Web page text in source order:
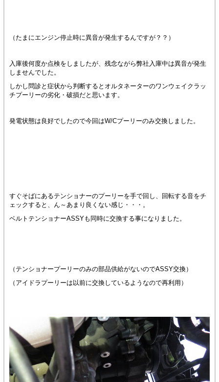
（たまにエンジン停止時に異音が発生するんですが？？）
入庫後何度か点検をしましたが、残念ながら弊社入庫中は異音が発生
しませんでした。
しかし問診と症状から判断するとオルタネーターのワンウェイクラッ
チプーリーの劣化・破損だと思います。
発電状態は良好でしたので今回はW/Cプーリーのみ交換しました。
すぐそばにあるテンショナーのプーリーを手で回し、回転する音をチ
ェックすると、ん～あまり良くない感じ・・・。
ベルトテンショナーASSYも同時に交換する事になりました。
（テンショナープーリーのみの部品供給がないのでASSY交換）
（アイドラプーリーは以前に交換しているようなので再利用）